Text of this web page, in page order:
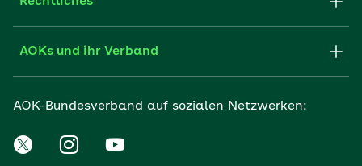
AOKs und ihr Verband
AOK-Bundesverband auf sozialen Netzwerken: